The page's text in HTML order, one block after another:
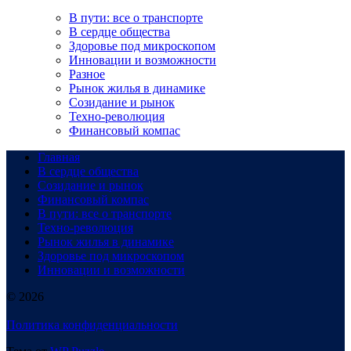
В пути: все о транспорте
В сердце общества
Здоровье под микроскопом
Инновации и возможности
Разное
Рынок жилья в динамике
Созидание и рынок
Техно-революция
Финансовый компас
Главная
В сердце общества
Созидание и рынок
Финансовый компас
В пути: все о транспорте
Техно-революция
Рынок жилья в динамике
Здоровье под микроскопом
Инновации и возможности
© 2026
Политика конфиденциальности